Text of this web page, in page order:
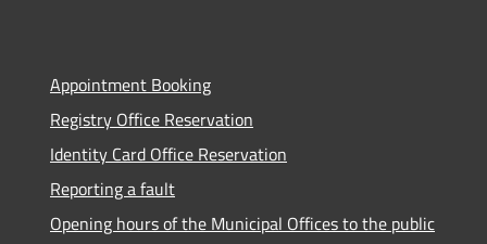
Appointment Booking
Registry Office Reservation
Identity Card Office Reservation
Reporting a fault
Opening hours of the Municipal Offices to the public